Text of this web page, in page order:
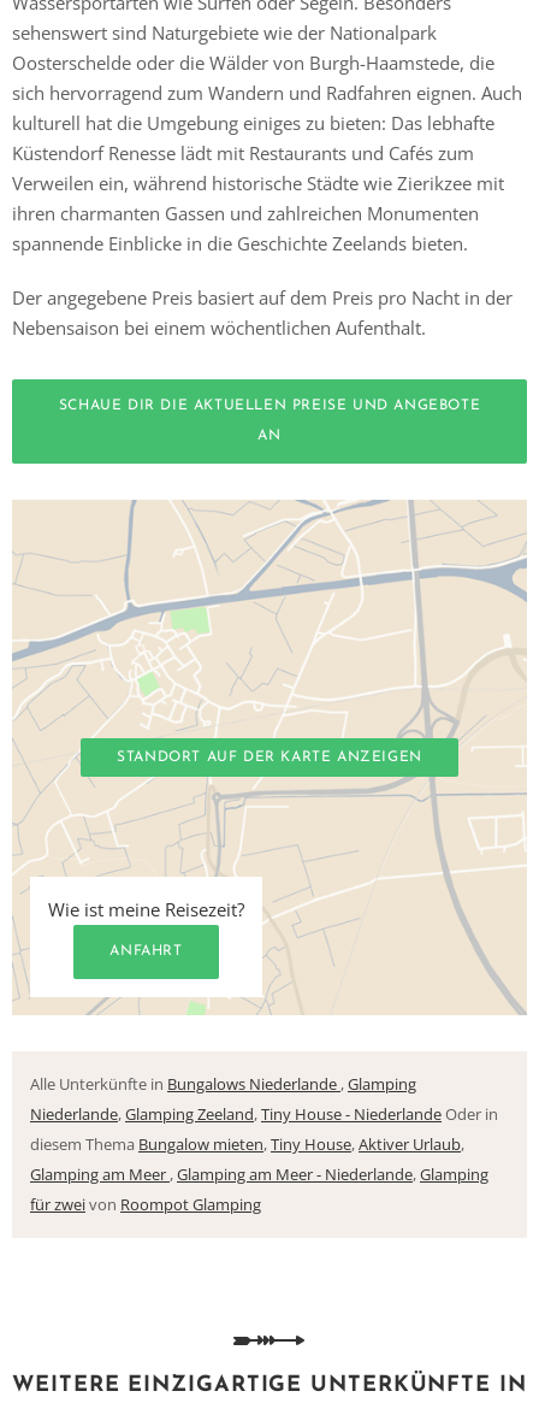
sehenswert sind Naturgebiete wie der Nationalpark
Oosterschelde oder die Wälder von Burgh-Haamstede, die
sich hervorragend zum Wandern und Radfahren eignen. Auch
kulturell hat die Umgebung einiges zu bieten: Das lebhafte
Küstendorf Renesse lädt mit Restaurants und Cafés zum
Verweilen ein, während historische Städte wie Zierikzee mit
ihren charmanten Gassen und zahlreichen Monumenten
spannende Einblicke in die Geschichte Zeelands bieten.
Der angegebene Preis basiert auf dem Preis pro Nacht in der
Nebensaison bei einem wöchentlichen Aufenthalt.
SCHAUE DIR DIE AKTUELLEN PREISE UND ANGEBOTE
AN
STANDORT AUF DER KARTE ANZEIGEN
Wie ist meine Reisezeit?
ANFAHRT
Alle Unterkünfte in Bungalows Niederlande ,Glamping
Niederlande,Glamping Zeeland,Tiny House - NiederlandeOder in
diesem Thema Bungalow mieten,Tiny House,Aktiver Urlaub,
Glamping am Meer ,Glamping am Meer - Niederlande,Glamping
für zweivon Roompot Glamping
WEITERE EINZIGARTIGE UNTERKÜNFTE IN